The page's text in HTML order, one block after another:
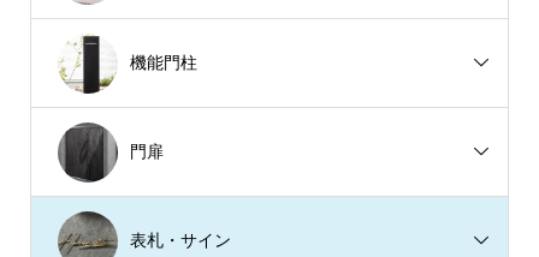
機能門柱
門扉
表札・サイン